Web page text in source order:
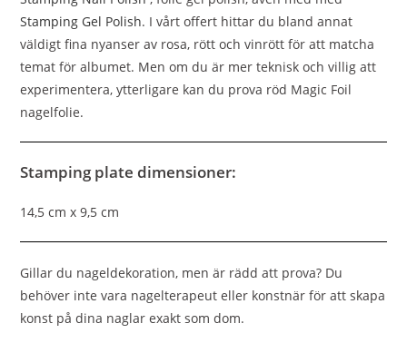
Stamping Gel Polish. I vårt offert hittar du bland annat
väldigt fina nyanser av rosa, rött och vinrött för att matcha
temat för albumet. Men om du är mer teknisk och villig att
experimentera, ytterligare kan du prova röd Magic Foil
nagelfolie.
Stamping plate dimensioner:
14,5 cm x 9,5 cm
Gillar du nageldekoration, men är rädd att prova? Du
behöver inte vara nagelterapeut eller konstnär för att skapa
konst på dina naglar exakt som dom.